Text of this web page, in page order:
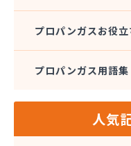
上田広域LPガス協
城南高沢ガス株式会
信濃ガス協同組合
神津燃料
斉藤商店
プロパンガスお役立
プロパンガス用語集
人気